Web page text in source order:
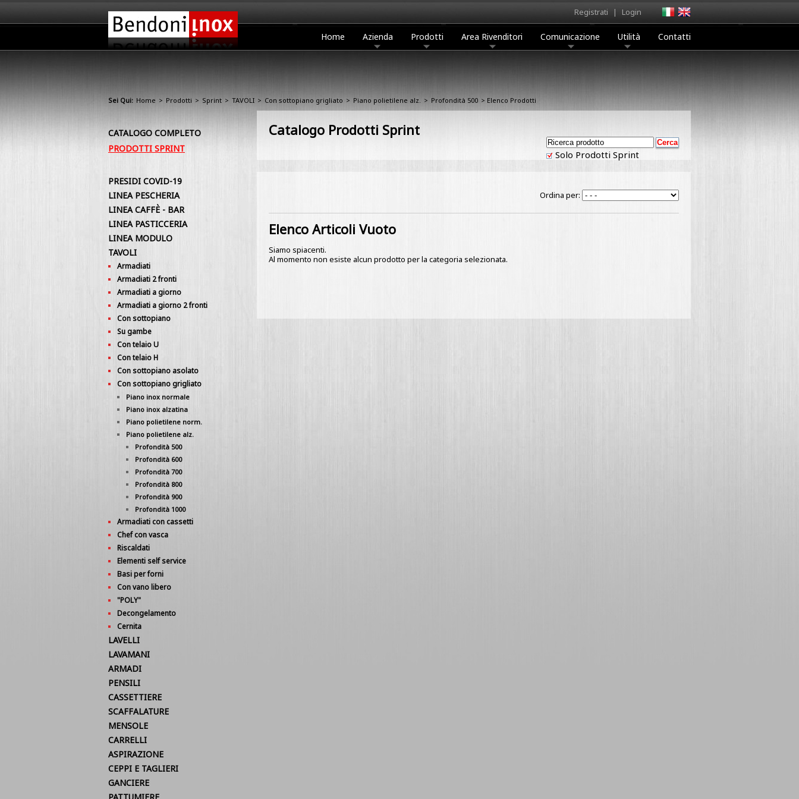
Registrati | Login
Home Azienda Prodotti Area Rivenditori Comunicazione Utilità Contatti
Sei Qui: Home > Prodotti > Sprint > TAVOLI > Con sottopiano grigliato > Piano polietilene alz. > Profondità 500 > Elenco Prodotti
Catalogo Prodotti Sprint
Solo Prodotti Sprint
Ordina per:
Elenco Articoli Vuoto
Siamo spiacenti.
Al momento non esiste alcun prodotto per la categoria selezionata.
CATALOGO COMPLETO
PRODOTTI SPRINT
PRESIDI COVID-19
LINEA PESCHERIA
LINEA CAFFÈ - BAR
LINEA PASTICCERIA
LINEA MODULO
TAVOLI
Armadiati
Armadiati 2 fronti
Armadiati a giorno
Armadiati a giorno 2 fronti
Con sottopiano
Su gambe
Con telaio U
Con telaio H
Con sottopiano asolato
Con sottopiano grigliato
Piano inox normale
Piano inox alzatina
Piano polietilene norm.
Piano polietilene alz.
Profondità 500
Profondità 600
Profondità 700
Profondità 800
Profondità 900
Profondità 1000
Armadiati con cassetti
Chef con vasca
Riscaldati
Elementi self service
Basi per forni
Con vano libero
"POLY"
Decongelamento
Cernita
LAVELLI
LAVAMANI
ARMADI
PENSILI
CASSETTIERE
SCAFFALATURE
MENSOLE
CARRELLI
ASPIRAZIONE
CEPPI E TAGLIERI
GANCIERE